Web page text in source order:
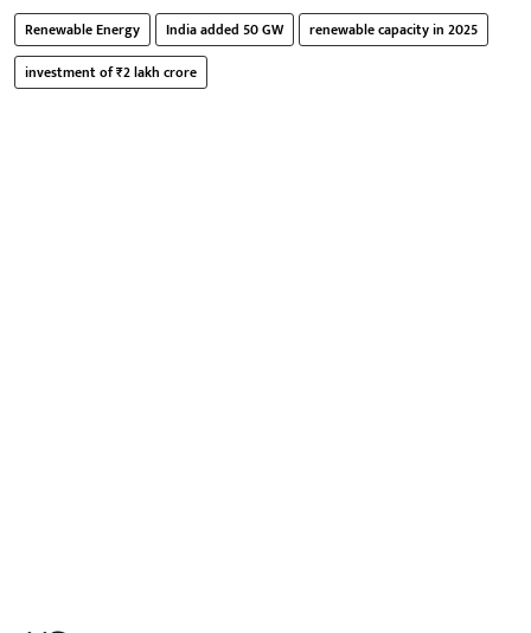
Renewable Energy India added 50 GW
renewable capacity in 2025
investment of ₹2 lakh crore